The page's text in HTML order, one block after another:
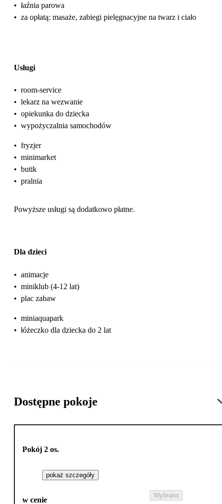
• łaźnia parowa
• za opłatą: masaże, zabiegi pielęgnacyjne na twarz i ciało
Usługi
• room-service
• lekarz na wezwanie
• opiekunka do dziecka
• wypożyczalnia samochodów
• fryzjer
• minimarket
• butik
• pralnia
Powyższe usługi są dodatkowo płatne.
Dla dzieci
• animacje
• miniklub (4-12 lat)
• plac zabaw
• miniaquapark
• łóżeczko dla dziecka do 2 lat
Dostępne pokoje
Pokój 2 os.
pokaż szczegóły
w cenie
Wybrano